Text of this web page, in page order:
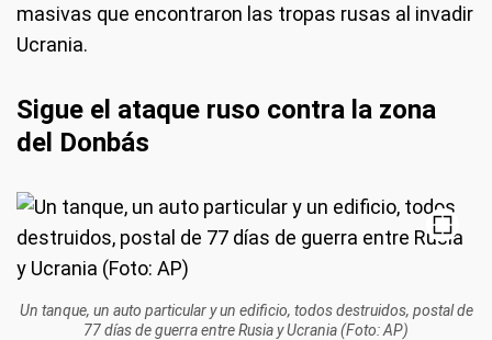
masivas que encontraron las tropas rusas al invadir
Ucrania.
Sigue el ataque ruso contra la zona
del Donbás
Un tanque, un auto particular y un edificio, todos destruidos, postal de
77 días de guerra entre Rusia y Ucrania (Foto: AP)